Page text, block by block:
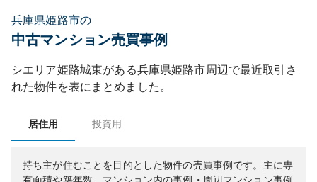
兵庫県姫路市の
中古マンション売買事例
シエリア姫路城東がある兵庫県姫路市周辺で最近取引さ
れた物件を表にまとめました。
居住用 投資用
持ち主が住むことを目的とした物件の売買事例です。 主に専